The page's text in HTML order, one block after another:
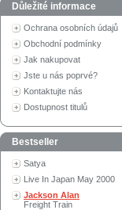
Důležité informace
Ochrana osobních údajů
Obchodní podmínky
Jak nakupovat
Jste u nás poprvé?
Kontaktujte nás
Dostupnost titulů
Bestseller
Satya
Live In Japan May 2000
Jackson Alan
Freight Train